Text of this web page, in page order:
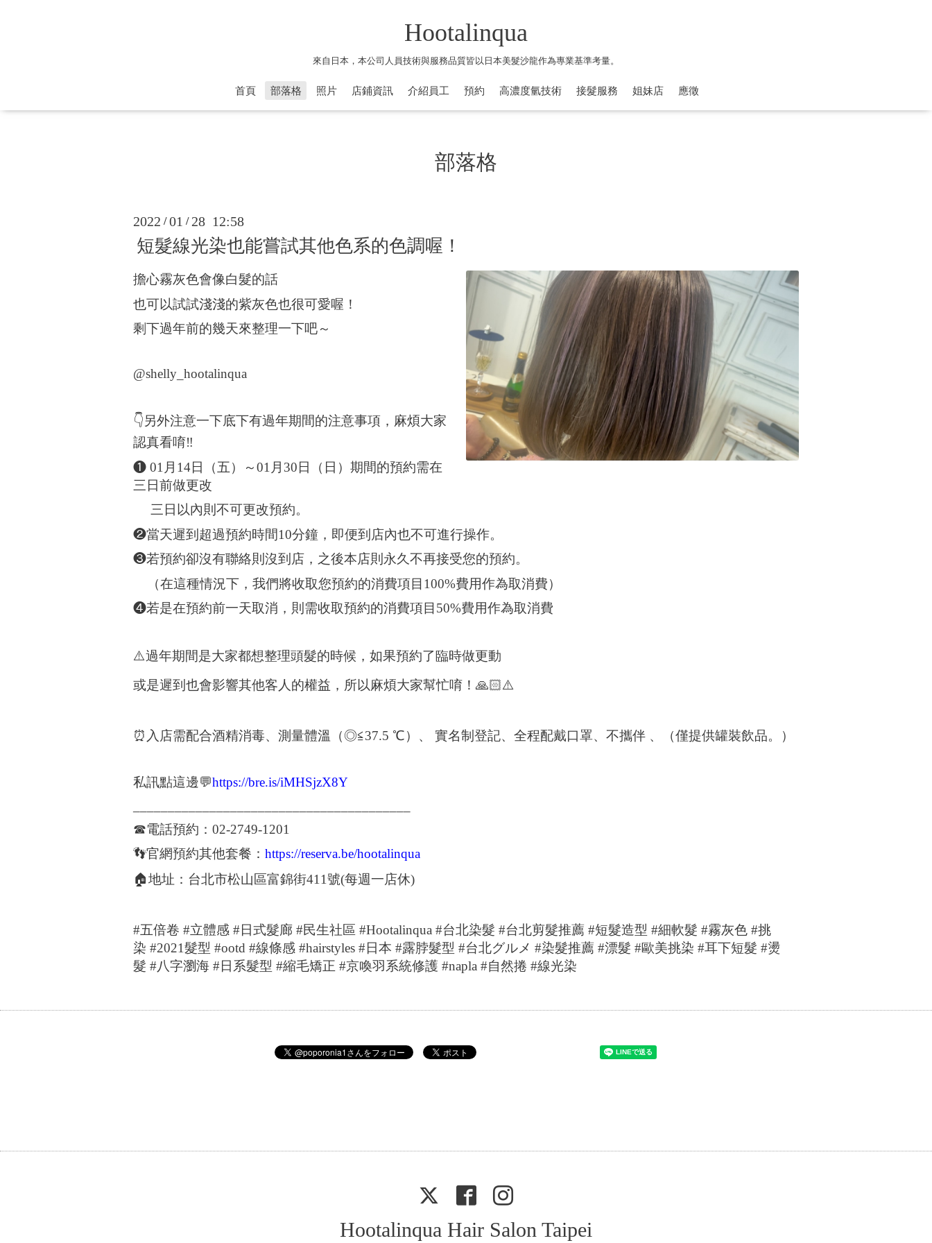
Hootalinqua
來自日本，本公司人員技術與服務品質皆以日本美髮沙龍作為專業基準考量。
首頁 部落格 照片 店鋪資訊 介紹員工 預約 高濃度氫技術 接髮服務 姐妹店 應徵
部落格
2022 /01 / 28 12:58
短髮線光染也能嘗試其他色系的色調喔！
擔心霧灰色會像白髮的話
也可以試試淺淺的紫灰色也很可愛喔！
剩下過年前的幾天來整理一下吧～
@shelly_hootalinqua
👇另外注意一下底下有過年期間的注意事項，麻煩大家
認真看唷‼️
❶ 01 月 14日（五）～01 月 30日（日）期間的預約需在
三日前做更改
三日以內則不可更改預約。
❷當天遲到超過預約時間10分鐘，即便到店內也不可進行操作。
❸若預約卻沒有聯絡則沒到店，之後本店則永久不再接受您的預約。
（在這種情況下，我們將收取您預約的消費項目 100%費用作為取消費）
❹若是在預約前一天取消，則需收取預約的消費項目 50%費用作為取消費
⚠️過年期間是大家都想整理頭髮的時候，如果預約了臨時做更動
或是遲到也會影響其他客人的權益，所以麻煩大家幫忙唷！ 🙏🏻⚠️
⏰ 入店需配合酒精消毒、測量體溫（◎≦37.5 ℃）、 實名制登記、全程配戴口罩、不攜伴 、（僅提供罐裝飲品。）
私訊點這邊💬https://bre.is/iMHSjzX8Y
☎電話預約： 02-2749-1201
👣官網預約其他套餐： https://reserva.be/hootalinqua
🏠地址：台北市松山區富錦街411號(每週一店休)
#五倍卷 #立體感 #日式髮廊 #民生社區 #Hootalinqua #台北染髮 #台北剪髮推薦 #短髮造型 #細軟髮 #霧灰色 #挑
染 #2021髮型 #ootd #線條感 #hairstyles #日本 #露脖髮型 #台北グルメ #染髮推薦 #漂髮 #歐美挑染 #耳下短髮 #燙
髮 #八字瀏海 #日系髮型 #縮毛矯正 #京喚羽系統修護 #napla #自然捲 #線光染
Hootalinqua Hair Salon Taipei